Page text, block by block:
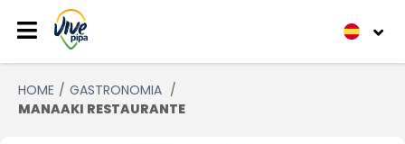
HOME
GASTRONOMIA
MANAAKI RESTAURANTE